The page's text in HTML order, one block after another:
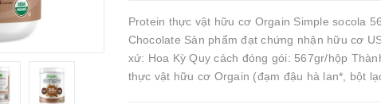
Protein thực vật hữu cơ Orgain Simple socola
Chocolate Sản phẩm đạt chứng nhận hữu cơ
xứ: Hoa Kỳ Quy cách đóng gói: 567gr/hộp
thực vật hữu cơ Orgain (đạm đậu hà lan*, bột